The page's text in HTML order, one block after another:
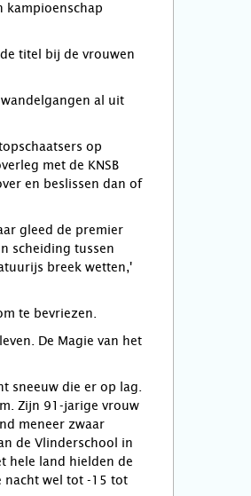
kampioenschap
titel bij de vrouwen
al uit
op
met de KNSB
en beslissen dan of
gleed de premier
scheiding tussen
breek wetten,'
te bevriezen.
De Magie van het
sneeuw die er op lag.
Zijn 91-jarige vrouw
meneer zwaar
de Vlinderschool in
hele land hielden de
nacht wel tot -15 tot